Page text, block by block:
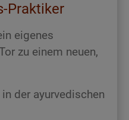
Praktiker
eigenes
zu einem neuen,
in der ayurvedischen